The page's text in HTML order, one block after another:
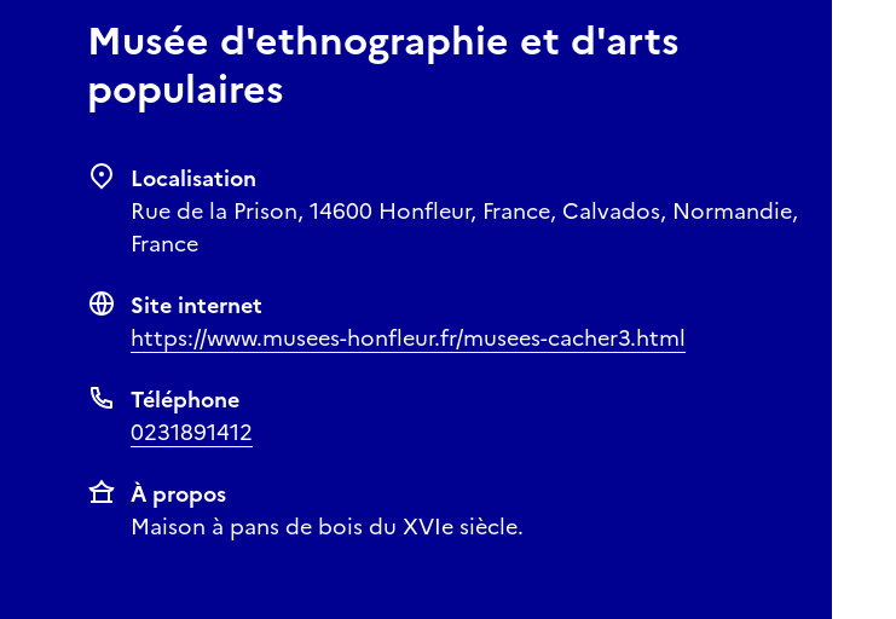
Musée d'ethnographie et d'arts
populaires
Localisation
Rue de la Prison, 14600 Honfleur, France, Calvados, Normandie,
France
Site internet
https://www.musees-honfleur.fr/musees-cacher3.html
Téléphone
0231891412
À propos
Maison à pans de bois du XVIe siècle.